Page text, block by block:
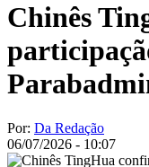
Chinês
Por: Da Redação
06/07/2026 - 10:07